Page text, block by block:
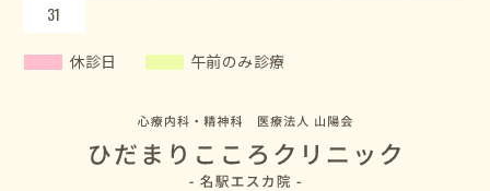
31
休診日 午前のみ診療